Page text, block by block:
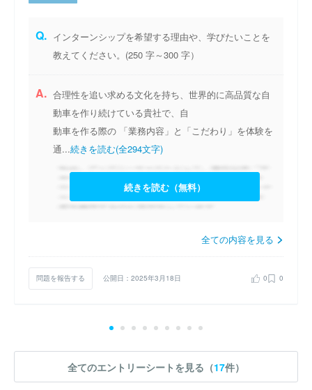
Q. インターンシップを希望する理由や、学びたいことを
教えてください。(250 字～300 字）
A. 合理性を追い求める文化を持ち、世界的に高品質な自
動車を作り続けている貴社で、自
動車を作る際の 「業務内容」と「こだわり」を体験を
通...続きを読む(全294文字)
続きを読む（無料）
全ての内容を見る
問題を報告する 公開日：2025年3月18日 0 0
全てのエントリーシートを見る（17件）